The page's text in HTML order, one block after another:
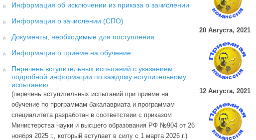
Информация об исключении из приказа о зачислении
Информация о зачислении (СПО)
Документы, необходимые для поступления
Информация о приеме на обучение
Перечень вступительных испытаний с указанием
подробной информации по каждому вступительному
испытанию
(перечень вступительных испытаний при приеме на
обучение по программам бакалавриата и программам
специалитета разработан в соответствии с приказом
Министерства науки и высшего образования РФ №904 от 26
ноября 2025 г., который вступает в силу с 1 марта 2026 г.)
20 Августа, 2021
12 Августа, 2021